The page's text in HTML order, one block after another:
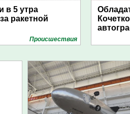
в 5 утра
ракетной
Проиcшествия